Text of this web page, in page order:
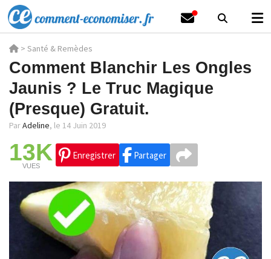
> Santé & Remèdes
Comment Blanchir Les Ongles
Jaunis ? Le Truc Magique
(Presque) Gratuit.
ParAdeline, le 14 Juin 2019
13K
VUES
Enregistrer Partager